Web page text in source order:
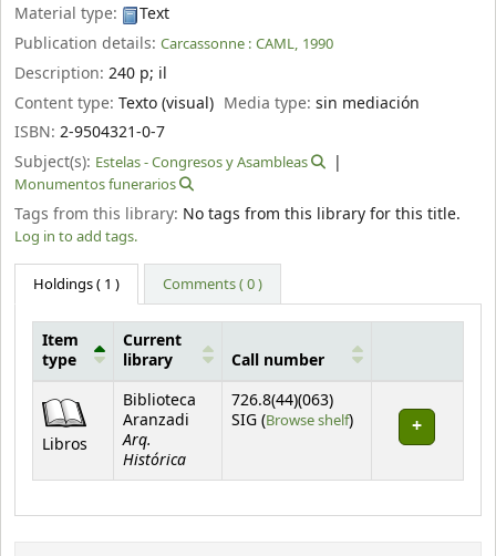
Material type:
Text
Publication details: Carcassonne : CAML, 1990
Description: 240 p; il
Content type: Texto (visual) Media type:sin mediación
ISBN: 2-9504321-0-7
Subject(s): Estelas - Congresos y Asambleas
Monumentos funerarios
Tags from this library: No tags from this library for this title.
Log in to add tags.
Holdings( 1 ) Comments ( 0 )
Item
type
Current
library
Call number
Libros
Biblioteca
Aranzadi
Arq.
Histórica
726.8(44)(063)
SIG (Browse shelf(Opens below)
)